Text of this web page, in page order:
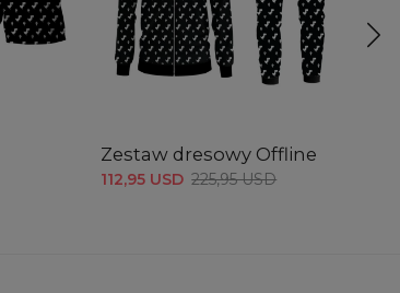
Zestaw dresowy Offline
112,95 USD 225,95 USD